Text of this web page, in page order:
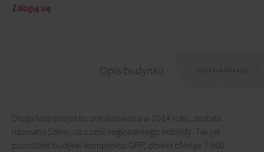
Zaloguj się
Opis budynku
Druga faza projektu, zrealizowana w 2014 roku, została
nazwana Stern, na cześć regionalnego noblisty. Tak jak
pozostałe budynki kompleksu GPP, obiekt oferuje 7 500